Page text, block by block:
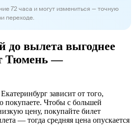
72 часа и могут измениться — точную
переходе.
до вылета выгоднее
Тюмень —
зависит от того,
покупаете. Чтобы с большей
цену, покупайте билет
— тогда средняя цена опускается